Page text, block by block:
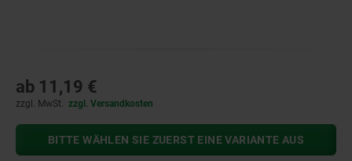
ab 11,19 €
zzgl. MwSt. zzgl. Versandkosten
BITTE WÄHLEN SIE ZUERST EINE VARIANTE AUS